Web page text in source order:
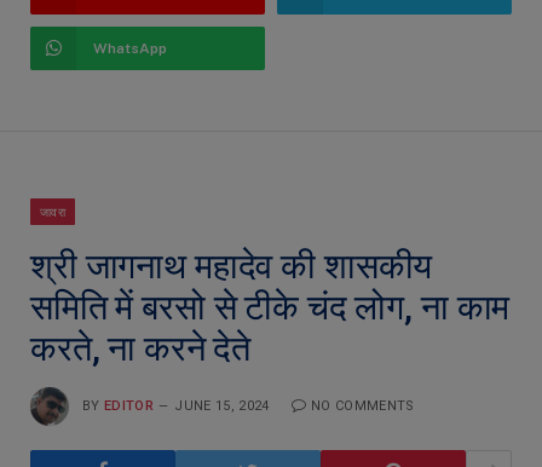
WhatsApp
जावरा
श्री जागनाथ महादेव की शासकीय
समिति में बरसो से टीके चंद लोग, ना काम
करते, ना करने देते
BY EDITOR JUNE 15, 2024 NO COMMENTS